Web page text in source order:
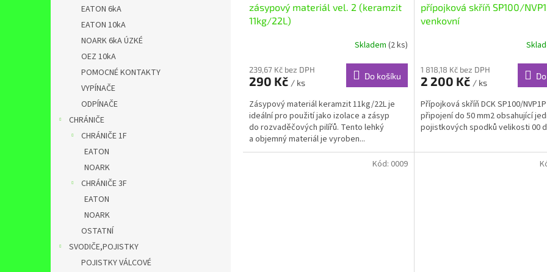
EATON 6kA
EATON 10kA
NOARK 6kA ÚZKÉ
OEZ 10kA
POMOCNÉ KONTAKTY
VYPÍNAČE
ODPÍNAČE
CHRÁNIČE
CHRÁNIČE 1F
EATON
NOARK
CHRÁNIČE 3F
EATON
NOARK
OSTATNÍ
SVODIČE,POJISTKY
POJISTKY VÁLCOVÉ
zásypový materiál vel. 2 (keramzit
11kg/22L)
Skladem (2 ks)
239,67 Kč bez DPH
290 Kč / ks
Do košíku
Zásypový materiál keramzit 11kg/22L je
ideální pro použití jako izolace a zásyp
do rozvaděčových pilířů. Tento lehký
a objemný materiál je vyroben...
přípojková skříň SP100/
venkovní
1 818,18 Kč bez DPH
2 200 Kč / ks
Přípojková skříň DCK SP100/
připojení do 50 mm2 obsahující
pojistkových spodků velikosti 00
Kód: 0009